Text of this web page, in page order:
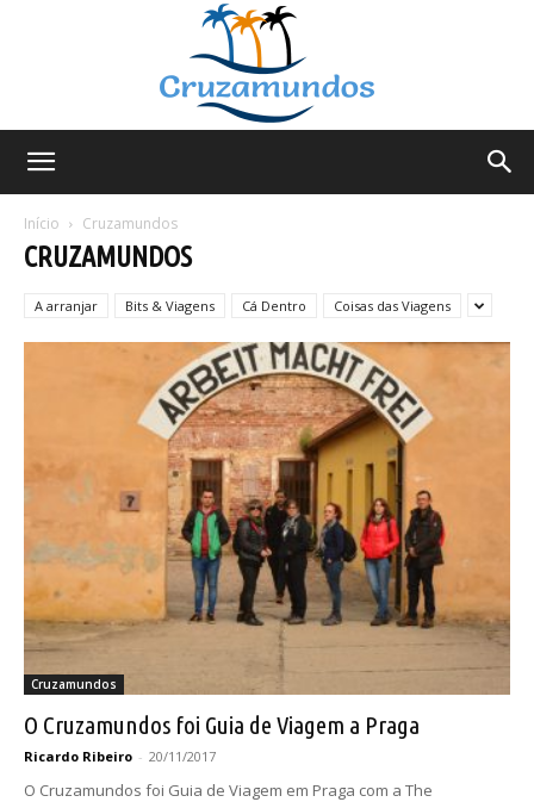
Início Cruzamundos
CRUZAMUNDOS
A arranjar Bits & Viagens Cá Dentro Coisas das Viagens
Cruzamundos
O Cruzamundos foi Guia de Viagem a Praga
Ricardo Ribeiro - 20/11/2017
O Cruzamundos foi Guia de Viagem em Praga com a The